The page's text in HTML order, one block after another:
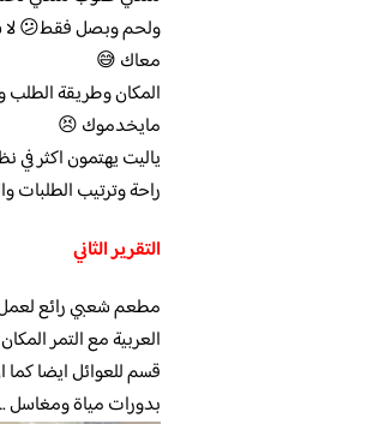
ولحم وبصل فقط😕 لا
معاك 😅
مايخدموك 😣
ياليت يهتمون اكثر في
راحة وترتيب الطلبات
التقرير الثاني
مطعم شعبي رائع لعمل
العربية مع التمر
قسم للعوائل ايضا
بدورات مياة ومغاسل